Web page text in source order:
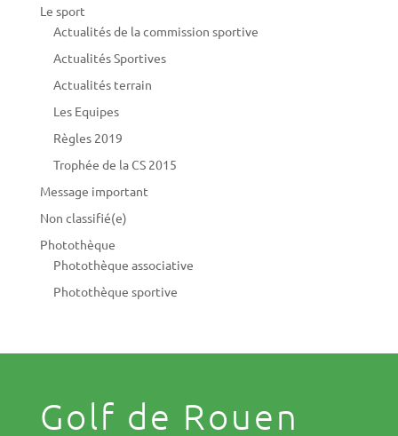
Le sport
Actualités de la commission sportive
Actualités Sportives
Actualités terrain
Les Equipes
Règles 2019
Trophée de la CS 2015
Message important
Non classifié(e)
Photothèque
Photothèque associative
Photothèque sportive
Golf de Rouen